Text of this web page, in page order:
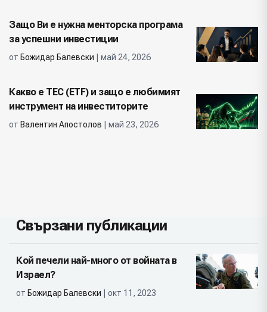
Защо Ви е нужна менторска програма
за успешни инвестиции
от Божидар Балевски | май 24, 2026
Какво е ТЕС (ETF) и защо е любимият
инструмент на инвеститорите
от Валентин Апостолов | май 23, 2026
Свързани публикации
Кой печели най-много от войната в
Израел?
от Божидар Балевски | окт 11, 2023